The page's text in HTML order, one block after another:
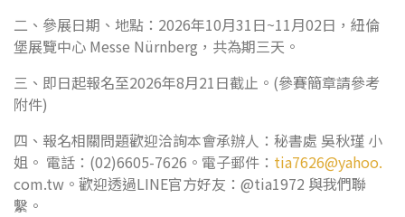
二、參展日期、地點：2026年10月31日~11月02日，紐倫
堡展覽中心 Messe Nürnberg，共為期三天。
三、即日起報名至2026年8月21日截止。(參賽簡章請參考
附件)
四、報名相關問題歡迎洽詢本會承辦人：秘書處 吳秋瑾 小
姐。 電話：(02)6605-7626。電子郵件： tia7626@yahoo.
com.tw。歡迎透過LINE官方好友：@tia1972 與我們聯
繫。